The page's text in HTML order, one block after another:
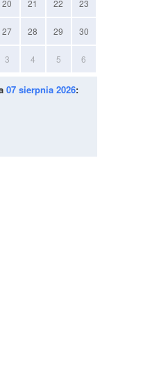
20 21 22 23
27 28 29 30
3 4 5 6
07 sierpnia 2026: